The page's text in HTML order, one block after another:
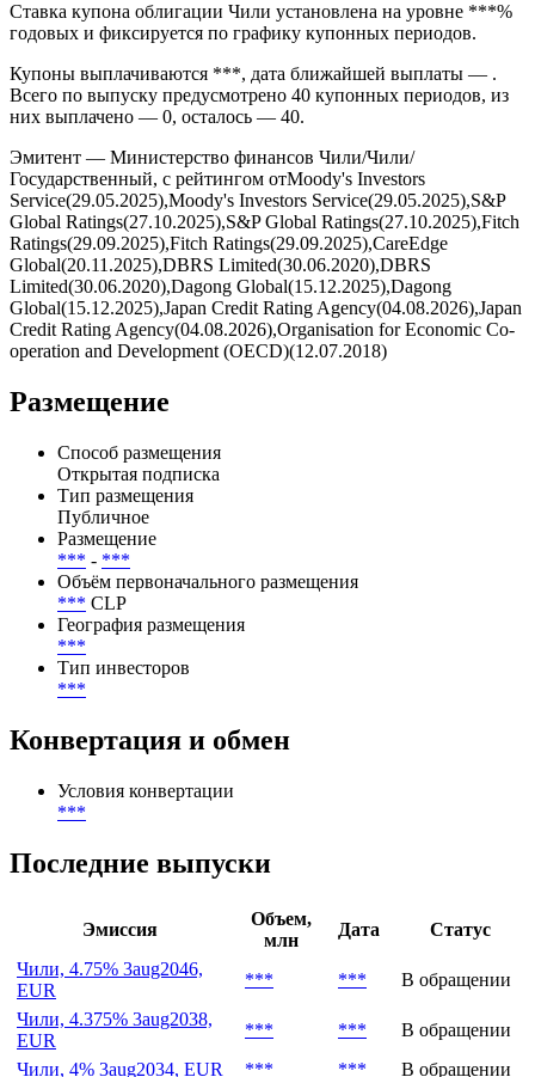
Ставка купона облигации Чили установлена на уровне ***%
годовых и фиксируется по графику купонных периодов.
Купоны выплачиваются ***, дата ближайшей выплаты — .
Всего по выпуску предусмотрено 40 купонных периодов, из
них выплачено — 0, осталось — 40.
Эмитент — Министерство финансов Чили/Чили/
Государственный, с рейтингом отMoody's Investors
Service(29.05.2025),Moody's Investors Service(29.05.2025),S&P
Global Ratings(27.10.2025),S&P Global Ratings(27.10.2025),Fitch
Ratings(29.09.2025),Fitch Ratings(29.09.2025),CareEdge
Global(20.11.2025),DBRS Limited(30.06.2020),DBRS
Limited(30.06.2020),Dagong Global(15.12.2025),Dagong
Global(15.12.2025),Japan Credit Rating Agency(04.08.2026),Japan
Credit Rating Agency(04.08.2026),Organisation for Economic Co-
operation and Development (OECD)(12.07.2018)
Размещение
Способ размещения
Открытая подписка
Тип размещения
Публичное
Размещение
*** - ***
Объём первоначального размещения
*** CLP
География размещения
***
Тип инвесторов
***
Конвертация и обмен
Условия конвертации
***
Последние выпуски
Эмиссия
Объем,
млн
Дата
Статус
Чили, 4.75% 3aug2046,
EUR
*** ***
В обращении
Чили, 4.375% 3aug2038,
EUR
*** ***
В обращении
Чили, 4% 3aug2034, EUR
*** *** В обращении